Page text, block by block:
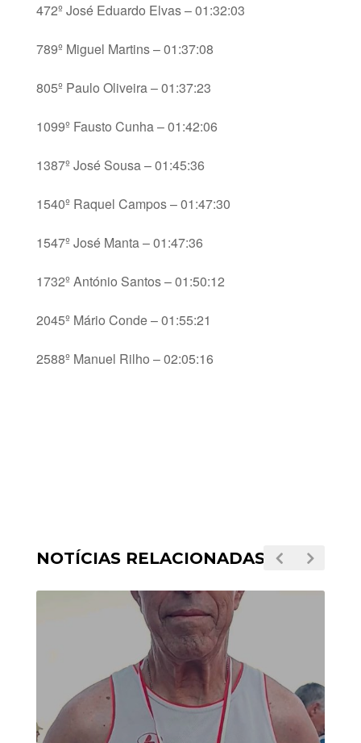
472º José Eduardo Elvas – 01:32:03
789º Miguel Martins – 01:37:08
805º Paulo Oliveira – 01:37:23
1099º Fausto Cunha – 01:42:06
1387º José Sousa – 01:45:36
1540º Raquel Campos – 01:47:30
1547º José Manta – 01:47:36
1732º António Santos – 01:50:12
2045º Mário Conde – 01:55:21
2588º Manuel Rilho – 02:05:16
NOTÍCIAS RELACIONADAS